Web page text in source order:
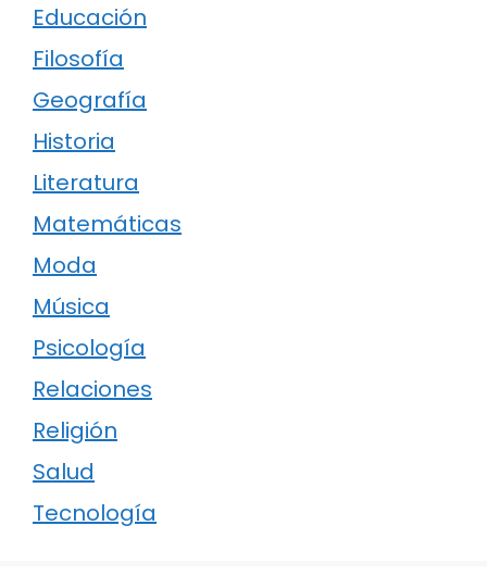
Educación
Filosofía
Geografía
Historia
Literatura
Matemáticas
Moda
Música
Psicología
Relaciones
Religión
Salud
Tecnología